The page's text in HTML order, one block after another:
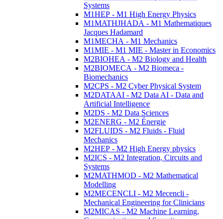
Systems
M1HEP - M1 High Energy Physics
M1MATHJHADA - M1 Mathematiques
Jacques Hadamard
M1MECHA - M1 Mechanics
M1MIE - M1 MIE - Master in Economics
M2BIOHEA - M2 Biology and Health
M2BIOMECA - M2 Biomeca -
Biomechanics
M2CPS - M2 Cyber Physical System
M2DATAAI - M2 Data AI - Data and
Artificial Intelligence
M2DS - M2 Data Sciences
M2ENERG - M2 Énergie
M2FLUIDS - M2 Fluids - Fluid
Mechanics
M2HEP - M2 High Energy physics
M2ICS - M2 Integration, Circuits and
Systems
M2MATHMOD - M2 Mathematical
Modelling
M2MECENCLI - M2 Mecencli -
Mechanical Engineering for Clinicians
M2MICAS - M2 Machine Learning,